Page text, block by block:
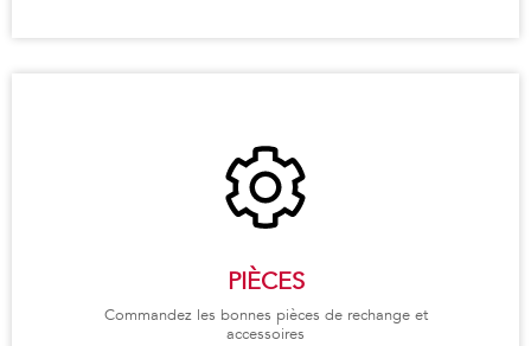
PIÈCES
Commandez les bonnes pièces de rechange et
accessoires